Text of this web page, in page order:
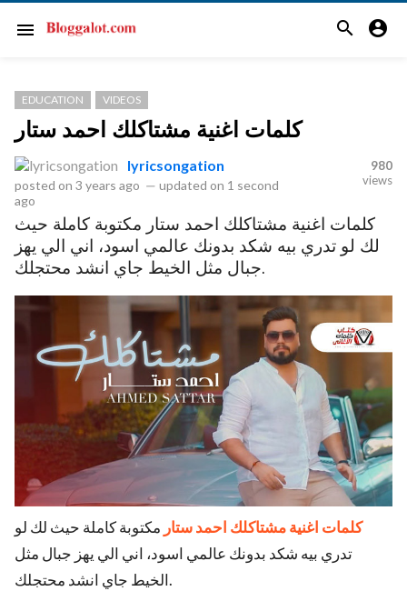
menu search account_circle
EDUCATION VIDEOS
كلمات اغنية مشتاكلك احمد ستار
lyricsongation
posted on 3 years ago — updated on 1 second
ago
980
views
كلمات اغنية مشتاكلك احمد ستار مكتوبة كاملة حيث
لك لو تدري بيه شكد بدونك عالمي اسود، اني الي يهز
جبال مثل الخيط جاي انشد محتجلك.
كلمات اغنية مشتاكلك احمد ستار مكتوبة كاملة حيث لك لو
تدري بيه شكد بدونك عالمي اسود، اني الي يهز جبال مثل
الخيط جاي انشد محتجلك.